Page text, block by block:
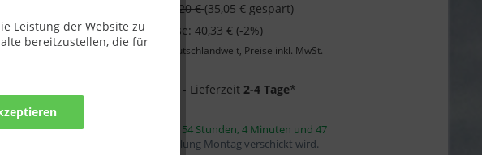
Leistung der Website zu
bereitzustellen, die für
76,20 €(35,05 € gespart)
Skonto-Preis bei Vorkasse: 40,33 € (-2%)
Kostenlose Lieferung
deutschlandweit, Preise inkl. MwSt.
- Lieferzeit2-4 Tage*
Bestellen Sie innerhalb von 54 Stunden, 4 Minuten und 46
, damit die Bestellung Montag verschickt wird.